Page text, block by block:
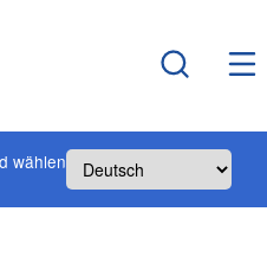
wählen